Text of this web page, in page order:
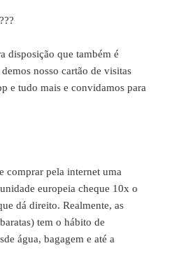
disposição que também é
nosso cartão de visitas
e tudo mais e convidamos para
comprar pela internet uma
europeia cheque 10x o
dá direito. Realmente, as
tem o hábito de
água, bagagem e até a